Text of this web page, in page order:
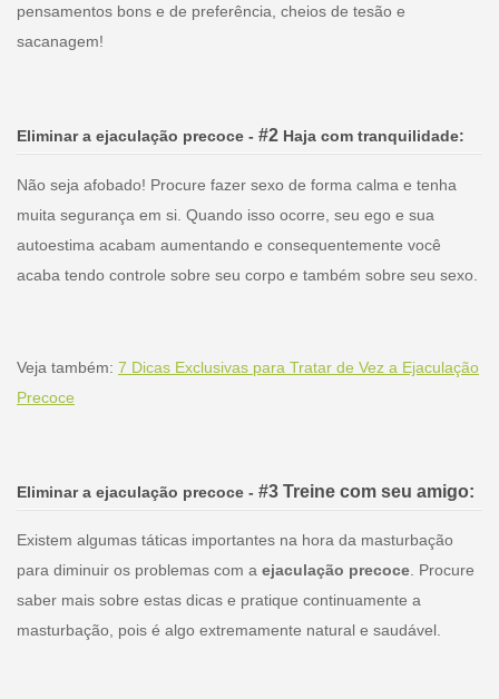
pensamentos bons e de preferência, cheios de tesão e
sacanagem!
Eliminar a ejaculação precoce- #2Haja com tranquilidade:
Não seja afobado! Procure fazer sexo de forma calma e tenha
muita segurança em si. Quando isso ocorre, seu ego e sua
autoestima acabam aumentando e consequentemente você
acaba tendo controle sobre seu corpo e também sobre seu sexo.
Veja também: 7 Dicas Exclusivas para Tratar de Vez a Ejaculação
Precoce
Eliminar a ejaculação precoce- #3 Treine com seu amigo:
Existem algumas táticas importantes na hora da masturbação
para diminuir os problemas com a ejaculação precoce. Procure
saber mais sobre estas dicas e pratique continuamente a
masturbação, pois é algo extremamente natural e saudável.